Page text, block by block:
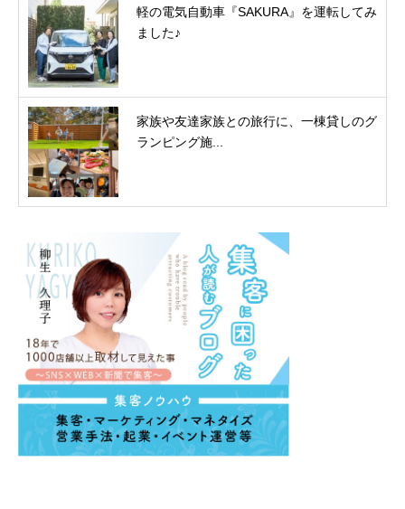
軽の電気自動車『SAKURA』を運転してみ
ました♪
家族や友達家族との旅行に、一棟貸しのグ
ランピング施...